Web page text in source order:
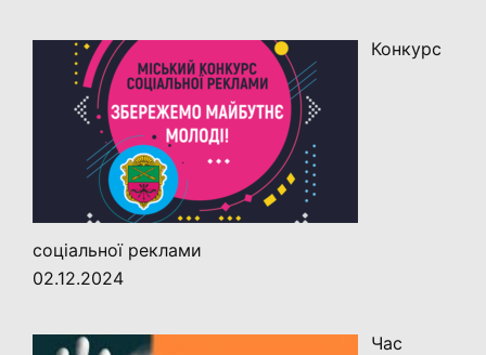
Конкурс
соціальної реклами
02.12.2024
Час